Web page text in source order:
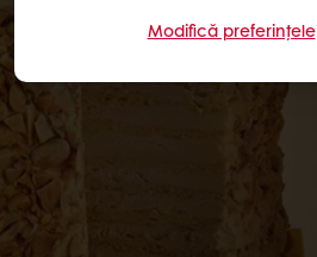
Modifică preferințele